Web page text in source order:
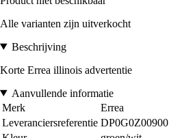
Alle varianten zijn uitverkocht
Beschrijving
Korte Errea illinois advertentie
Aanvullende informatie
Merk
Errea
Leveranciersreferentie DP0G0Z00900